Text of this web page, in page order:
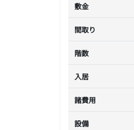
敷金
間取り
階数
入居
諸費用
設備